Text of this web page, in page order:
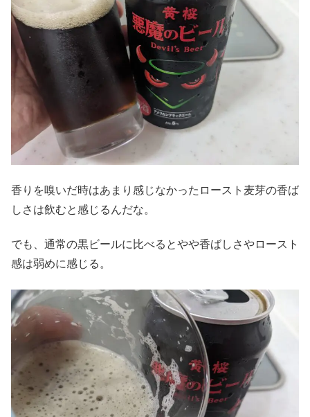
香りを嗅いだ時はあまり感じなかったロースト麦芽の香ば
しさは飲むと感じるんだな。
でも、通常の黒ビールに比べるとやや香ばしさやロースト
感は弱めに感じる。